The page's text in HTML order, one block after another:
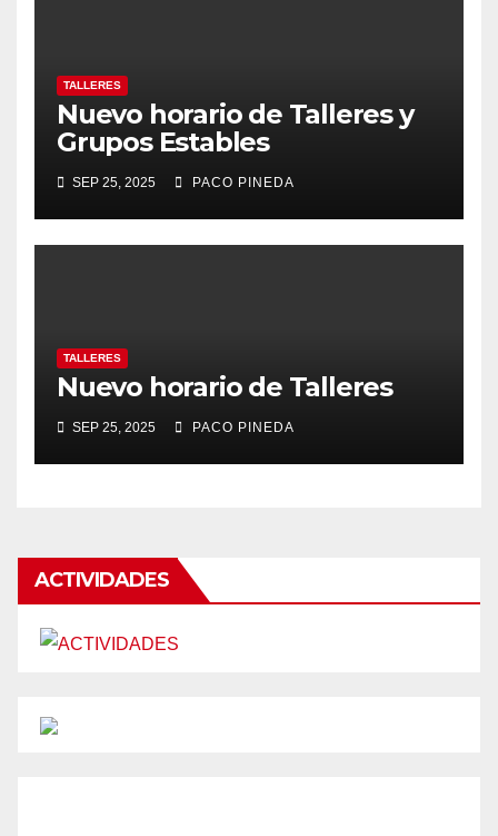
TALLERES
Nuevo horario de Talleres y
Grupos Estables
SEP 25, 2025 PACO PINEDA
TALLERES
Nuevo horario de Talleres
SEP 25, 2025 PACO PINEDA
ACTIVIDADES